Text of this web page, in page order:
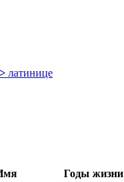
> латинице
Годы жизни